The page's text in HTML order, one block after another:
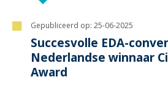
Gepubliceerd op: 25-06-2025
Succesvolle EDA-
Nederlandse winnaar
Award